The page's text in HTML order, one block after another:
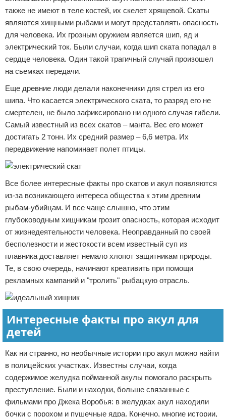
также не имеют в теле костей, их скелет хрящевой. Скаты
являются хищными рыбами и могут представлять опасность
для человека. Их грозным оружием является шип, яд и
электрический ток. Были случаи, когда шип ската попадал в
сердце человека. Один такой трагичный случай произошел
на сьемках передачи.
Еще древние люди делали наконечники для стрел из его
шипа. Что касается электрического ската, то разряд его не
смертелен, не было зафиксировано ни одного случая гибели.
Самый известный из всех скатов – манта. Вес его может
достигать 2 тонн. Их средний размер – 6,6 метра. Их
передвижение напоминает полет птицы.
Все более интересные факты про скатов и акул появляются
из-за возникающего интереса общества к этим древним
рыбам-убийцам. И все чаще слышно, что этим
глубоководным хищникам грозит опасность, которая исходит
от жизнедеятельности человека. Неоправданный по своей
бесполезности и жестокости всем известный суп из
плавника доставляет немало хлопот защитникам природы.
Те, в свою очередь, начинают креативить при помощи
рекламных кампаний и "тролить" рыбацкую отрасль.
Интересные факты про акул для
детей
Как ни странно, но необычные истории про акул можно найти
в полицейских участках. Известны случаи, когда
содержимое желудка пойманной акулы помогало раскрыть
преступление. Были и находки, больше связанные с
фильмами про Джека Воробья: в желудках акул находили
бочки с порохом и пушечные ядра. Конечно, многие истории,